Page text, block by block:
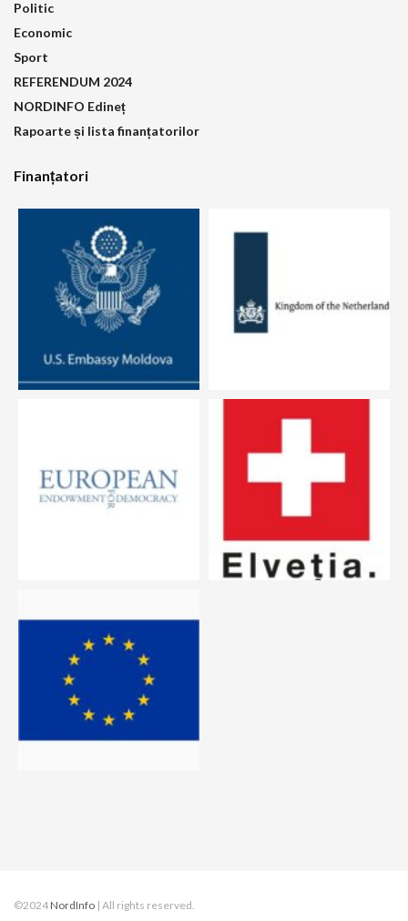
Politic
Economic
Sport
REFERENDUM 2024
NORDINFO Edineț
Rapoarte și lista finanțatorilor
Finanțatori
©2024 NordInfo | All rights reserved.